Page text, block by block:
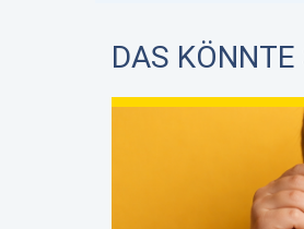
DAS KÖNNTE